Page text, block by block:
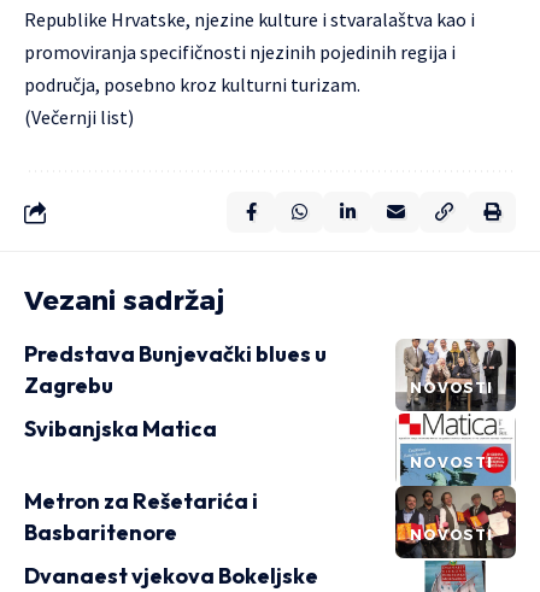
Republike Hrvatske, njezine kulture i stvaralaštva kao i
promoviranja specifičnosti njezinih pojedinih regija i
područja, posebno kroz kulturni turizam.
(Večernji list)
Vezani sadržaj
NOVOSTI
Predstava Bunjevački blues u
Zagrebu
NOVOSTI
Svibanjska Matica
NOVOSTI
Metron za Rešetarića i
Basbaritenore
Dvanaest vjekova Bokeljske